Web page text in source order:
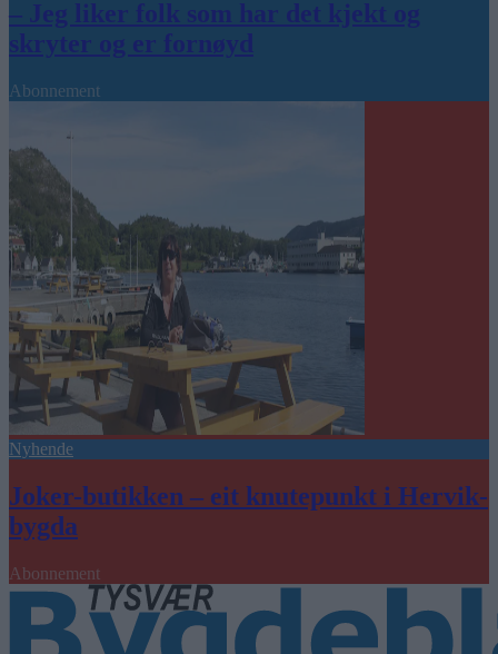
– Jeg liker folk som har det kjekt og
skryter og er fornøyd
Abonnement
Nyhende
Joker-butikken – eit knutepunkt i Hervik-
bygda
Abonnement